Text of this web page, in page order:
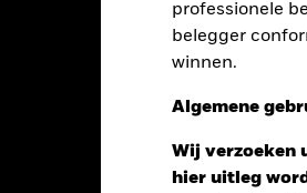
professionele
belegger
winnen.
Algemene
Wij verzoeken
hier uitleg